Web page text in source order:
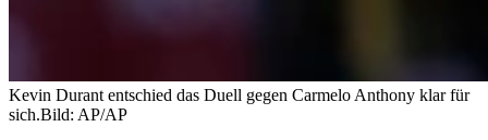
Kevin Durant entschied das Duell gegen Carmelo Anthony klar für
sich.Bild: AP/AP